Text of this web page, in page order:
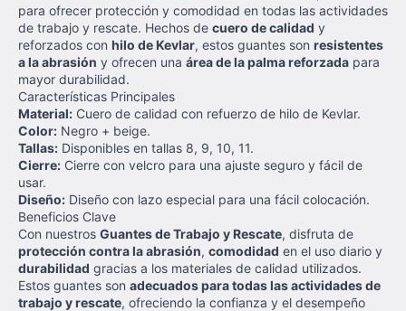
para ofrecer protección y comodidad en todas las actividades
de trabajo y rescate. Hechos de cuero de calidad y
reforzados con hilo de Kevlar, estos guantes son resistentes
a la abrasión y ofrecen una área de la palma reforzada para
mayor durabilidad.
Características Principales
Material: Cuero de calidad con refuerzo de hilo de Kevlar.
Color: Negro + beige.
Tallas: Disponibles en tallas 8, 9, 10, 11.
Cierre: Cierre con velcro para una ajuste seguro y fácil de
usar.
Diseño: Diseño con lazo especial para una fácil colocación.
Beneficios Clave
Con nuestros Guantes de Trabajo y Rescate, disfruta de
protección contra la abrasión, comodidad en el uso diario y
durabilidad gracias a los materiales de calidad utilizados.
Estos guantes son adecuados para todas las actividades de
trabajo y rescate, ofreciendo la confianza y el desempeño